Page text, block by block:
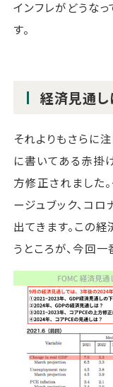
インフレがどうな
す。
経済見通し
それよりもさらに
に書いてある赤掛
方修正されました
ージュブック、コ
出てきます。この
うところが、今回